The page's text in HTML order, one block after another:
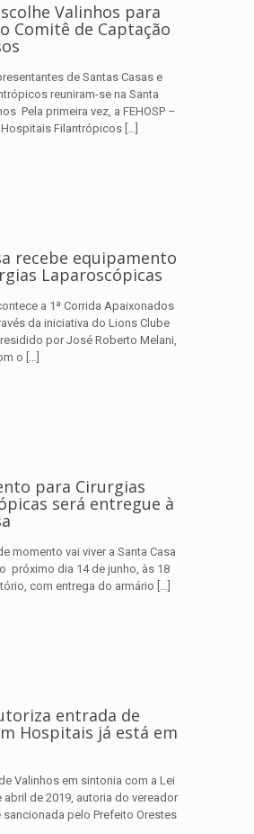
Valinhos para
Comitê de Captação
de Santas Casas e
reuniram-se na Santa
Pela primeira vez, a FEHOSP –
Filantrópicos […]
recebe equipamento
Laparoscópicas
a 1ª Corrida Apaixonados
da iniciativa do Lions Clube
por José Roberto Melani,
o […]
para Cirurgias
será entregue à
momento vai viver a Santa Casa
próximo dia 14 de junho, às 18
com entrega do armário […]
entrada de
Hospitais já está em
Valinhos em sintonia com a Lei
abril de 2019, autoria do vereador
sancionada pelo Prefeito Orestes